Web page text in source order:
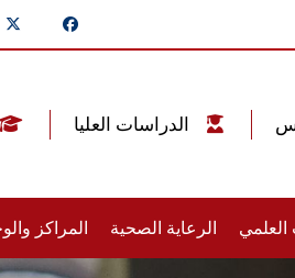
العلمي الرعاية الصحية المراكز